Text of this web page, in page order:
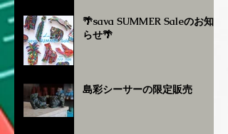
🌴sava SUMMER Saleのお知
らせ🌴
島彩シーサーの限定販売